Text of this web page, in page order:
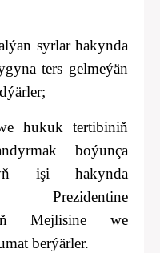
syrlar hakynda
ters gelmeýän
hukuk tertibiniň
boýunça
işi hakynda
Mejlisine we
berýärler.